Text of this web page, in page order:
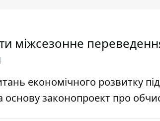
міжсезонне
економічного розвитку
законопроект про